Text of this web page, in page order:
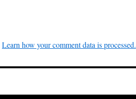
Learn how your comment data is processed.